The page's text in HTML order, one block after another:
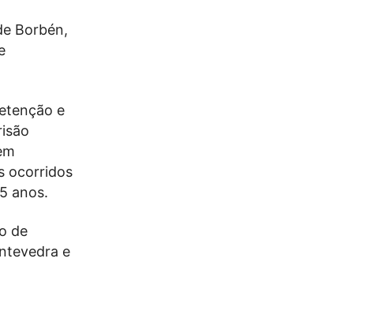
Borbén,
e
ocorridos
anos.
de
e